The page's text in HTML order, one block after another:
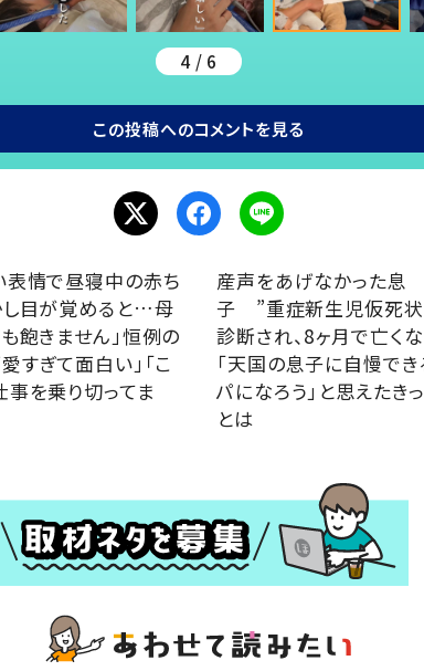
4 / 6
この投稿へのコメントを見る
表情で昼寝中の赤ち
目が覚めると…母
飽きません」恒例の
すぎて面白い」「こ
を乗り切ってま
産声をあげなかった息
子 ”重症新生児仮死状
診断され、8ヶ月で亡く
「天国の息子に自慢でき
パになろう」と思えたき
とは